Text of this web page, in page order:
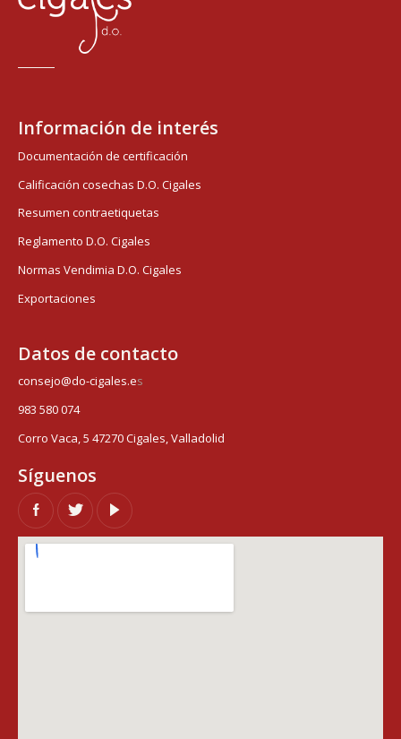
Información de interés
Documentación de certificación
Calificación cosechas D.O. Cigales
Resumen contraetiquetas
Reglamento D.O. Cigales
Normas Vendimia D.O. Cigales
Exportaciones
Datos de contacto
consejo@do-cigales.es
983 580 074
Corro Vaca, 5 47270 Cigales, Valladolid
Síguenos